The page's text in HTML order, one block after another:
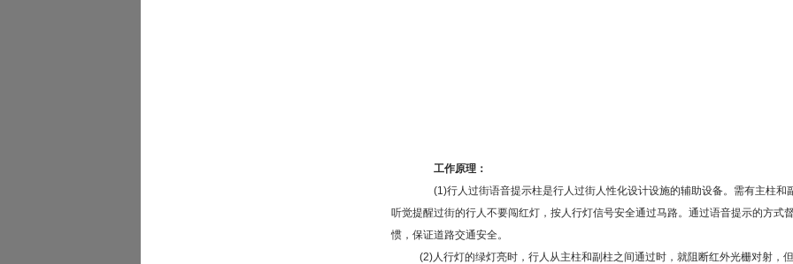
工作原理：
(1)行人过街语音提示柱是行人过街人性化设计设施的辅助设备。需有主柱
听觉提醒过街的行人不要闯红灯，按人行灯信号安全通过马路。通过语音提示的方式
惯，保证道路交通安全。
(2)人行灯的绿灯亮时，行人从主柱和副柱之间通过时，就阻断红外光栅对射，